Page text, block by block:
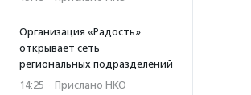
Организация «Радость»
открывает сеть
региональных подразделений
14:25 · Прислано НКО